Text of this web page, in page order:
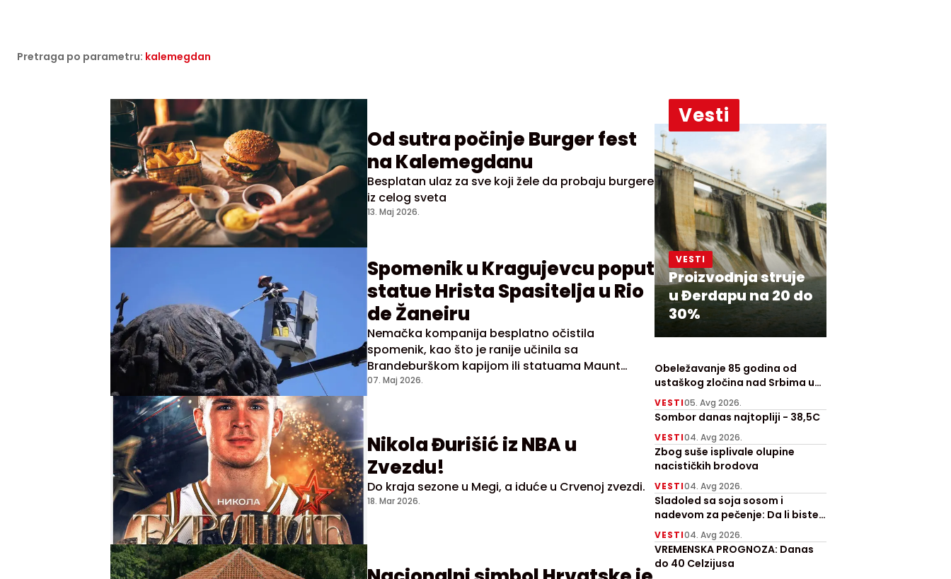
Pretraga po parametru: kalemegdan
Od sutra počinje Burger fest
na Kalemegdanu
Besplatan ulaz za sve koji žele da probaju burgere
iz celog sveta
13. Maj 2026.
Spomenik u Kragujevcu poput
statue Hrista Spasitelja u Rio
de Žaneiru
Nemačka kompanija besplatno očistila
spomenik, kao što je ranije učinila sa
Brandeburškom kapijom ili statuama Maunt
Rašmor u SAD
07. Maj 2026.
Nikola Đurišić iz NBA u
Zvezdu!
Do kraja sezone u Megi, a iduće u Crvenoj zvezdi.
18. Mar 2026.
Vesti
VESTI
Proizvodnja struje
u Đerdapu na 20 do
30%
Obeležavanje 85 godina od
ustaškog zločina nad Srbima u
Prebilovcima
VESTI05. Avg 2026.
Sombor danas najtopliji - 38,5C
VESTI04. Avg 2026.
Zbog suše isplivale olupine
nacističkih brodova
VESTI04. Avg 2026.
Sladoled sa soja sosom i
nadevom za pečenje: Da li biste
probali ove letnje hitove?
VESTI04. Avg 2026.
VREMENSKA PROGNOZA: Danas
do 40 Celzijusa